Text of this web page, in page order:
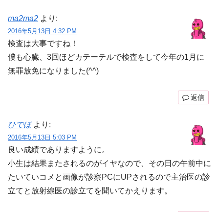
ma2ma2 より:
2016年5月13日 4:32 PM
検査は大事ですね！
僕も心臓、3回ほどカテーテルで検査をして今年の1月に
無罪放免になりました(^^)
返信
ひでほ より:
2016年5月13日 5:03 PM
良い成績でありますように。
小生は結果またされるのがイヤなので、その日の午前中に
たいていコメと画像が診察PCにUPされるので主治医の診
立てと放射線医の診立てを聞いてかえります。